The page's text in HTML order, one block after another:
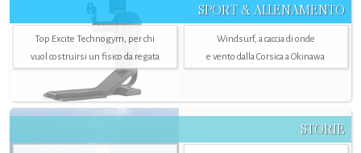
SPORT & ALLENAMENTO
Top Excite Technogym, per chi
vuol costruirsi un fisico da regata
Windsurf, a caccia di onde
e vento dalla Corsica a Okinawa
STORIE